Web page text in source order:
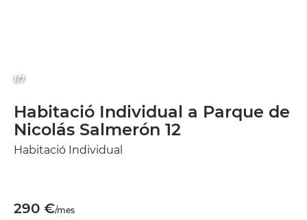
1/7
Habitació Individual a Parque de
Nicolás Salmerón 12
Habitació Individual
290 €/mes